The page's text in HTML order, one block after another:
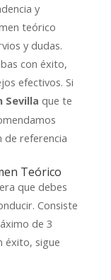
y
teórico
y dudas.
con éxito,
efectivos. Si
Sevilla que te
de referencia
Teórico
que debes
Consiste
de 3
éxito, sigue